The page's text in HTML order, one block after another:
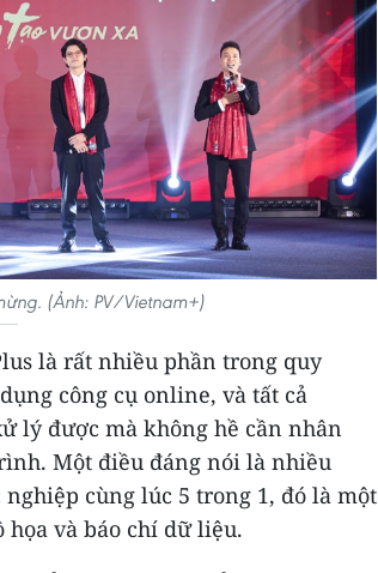
(Ảnh: PV/Vietnam+)
là rất nhiều phần trong quy
công cụ online, và tất cả
lý được mà không hề cần nhân
Một điều đáng nói là nhiều
cùng lúc 5 trong 1, đó là một
và báo chí dữ liệu.